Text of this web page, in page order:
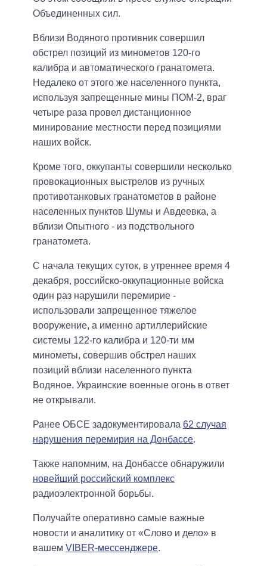
Объединенных сил.
Вблизи Водяного противник совершил
обстрел позиций из минометов 120-го
калибра и автоматического гранатомета.
Недалеко от этого же населенного пункта,
используя запрещенные мины ПОМ-2, враг
четыре раза провел дистанционное
минирование местности перед позициями
наших войск.
Кроме того, оккупанты совершили несколько
провокационных выстрелов из ручных
противотанковых гранатометов в районе
населенных пунктов Шумы и Авдеевка, а
вблизи Опытного - из подствольного
гранатомета.
С начала текущих суток, в утреннее время 4
декабря, российско-оккупационные войска
один раз нарушили перемирие -
использовали запрещенное тяжелое
вооружение, а именно артиллерийские
системы 122-го калибра и 120-ти мм
минометы, совершив обстрел наших
позиций вблизи населенного пункта
Водяное. Украинские военные огонь в ответ
не открывали.
Ранее ОБСЕ задокументировала 62 случая
нарушения перемирия на Донбассе.
Также напомним, на Донбассе обнаружили
новейший российский комплекс
радиоэлектронной борьбы.
Получайте оперативно самые важные
новости и аналитику от «Слово и дело» в
вашем VIBER-мессенджере.